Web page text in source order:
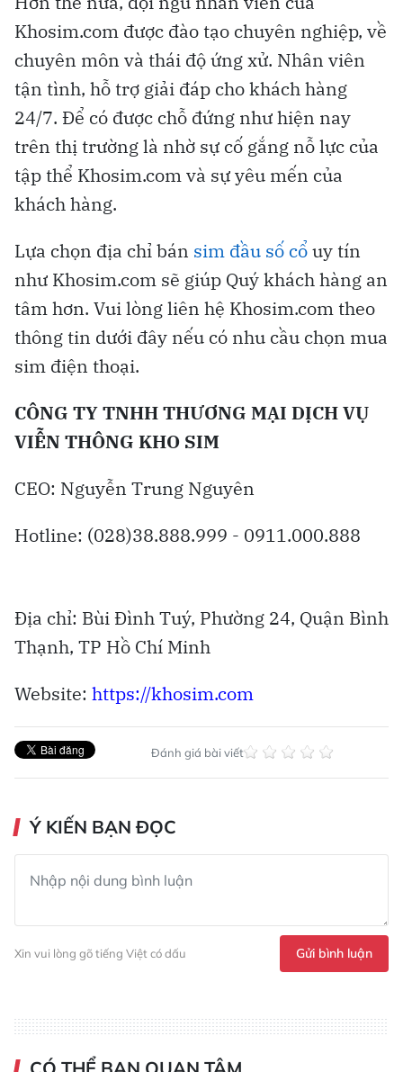
Khosim.com được đào tạo chuyên nghiệp, về
chuyên môn và thái độ ứng xử. Nhân viên
tận tình, hỗ trợ giải đáp cho khách hàng
24/7. Để có được chỗ đứng như hiện nay
trên thị trường là nhờ sự cố gắng nỗ lực của
tập thể Khosim.com và sự yêu mến của
khách hàng.
Lựa chọn địa chỉ bán sim đầu số cổuy tín
như Khosim.com sẽ giúp Quý khách hàng an
tâm hơn. Vui lòng liên hệ Khosim.com theo
thông tin dưới đây nếu có nhu cầu chọn mua
sim điện thoại.
CÔNG TY TNHH THƯƠNG MẠI DỊCH VỤ
VIỄN THÔNG KHO SIM
CEO: Nguyễn Trung Nguyên
Hotline: (028)38.888.999 - 0911.000.888
Địa chỉ: Bùi Đình Tuý, Phường 24, Quận Bình
Thạnh, TP Hồ Chí Minh
Website: https://khosim.com
Đánh giá bài viết
Ý KIẾN BẠN ĐỌC
Xin vui lòng gõ tiếng Việt có dấu Gửi bình luận